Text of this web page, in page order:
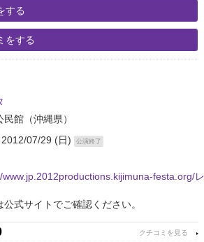
する
をする
民館 （沖縄県）
07/29 (日)
公演終了
www.jp.2012productions.kijimuna-festa.org/レ
式サイトでご確認ください。